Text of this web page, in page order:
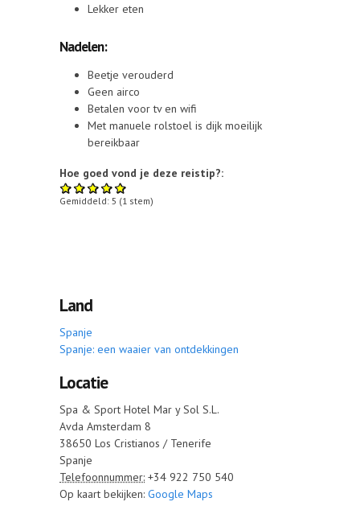
Lekker eten
Nadelen:
Beetje verouderd
Geen airco
Betalen voor tv en wifi
Met manuele rolstoel is dijk moeilijk
bereikbaar
Hoe goed vond je deze reistip?:
Gemiddeld: 5 (1 stem)
Land
Spanje
Spanje: een waaier van ontdekkingen
Locatie
Spa & Sport Hotel Mar y Sol S.L.
Avda Amsterdam 8
38650 Los Cristianos / Tenerife
Spanje
Telefoonnummer: +34 922 750 540
Op kaart bekijken: Google Maps